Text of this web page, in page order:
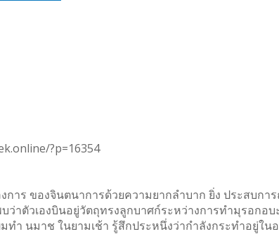
?p=16354
การ ของจินตนาการด้วยความยากลำบาก ยิ่ง ประสบก
าตัวเองบินอยู่วัตถุทรงลูกบาศก์ระหว่างการทำมุรอกอ
มทำ นมาช ในยามเช้า รู้สึกประหนึ่งว่ากำลังกระทำอยู่ใน